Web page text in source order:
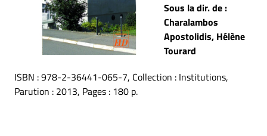
Sous la dir. de:
Charalambos
Apostolidis, Hélène
Tourard
ISBN : 978-2-36441-065-7, Collection : Institutions,
Parution : 2013, Pages : 180 p.